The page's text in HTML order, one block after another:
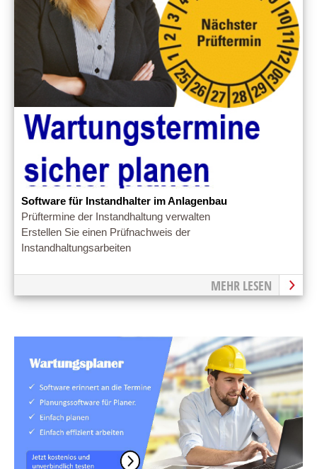
Software für Instandhalter im Anlagenbau
Prüftermine der Instandhaltung verwalten
Erstellen Sie einen Prüfnachweis der
Instandhaltungsarbeiten
MEHR LESEN